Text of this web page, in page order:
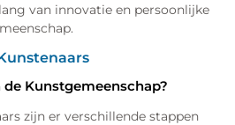
van innovatie en persoonlijke
Kunstgemeenschap?
zijn er verschillende stappen